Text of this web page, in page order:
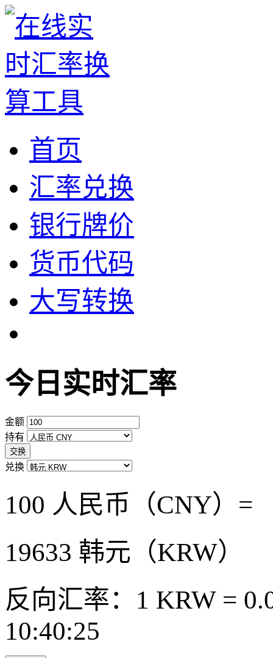
首页
汇率兑换
银行牌价
货币代码
大写转换
今日实时汇率
金额
持有
交换
兑换
100 人民币（CNY）=
19633 韩元（KRW）
反向汇率：1 KRW =
10:40:25